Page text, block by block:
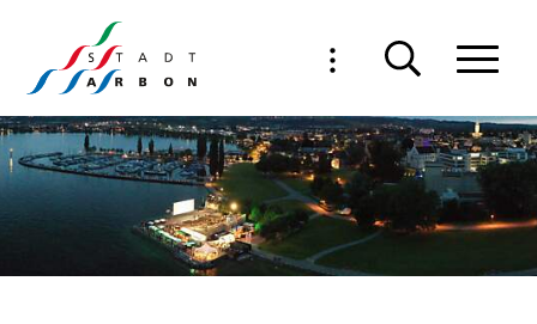
Navigieren in Arbon
Schnellnavigation